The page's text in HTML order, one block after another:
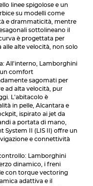
linee spigolose e un
su modelli come
e drammaticità, mentre
sottolineano il
è progettata per
alte velocità, non solo
All'interno, Lamborghini
comfort
sagomati per
ad alta velocità, pur
L'abitacolo è
in pelle, Alcantara e
ispirato ai jet da
a portata di mano,
System II (LIS II) offre un
e connettività
Lamborghini
dinamico, i freni
con torque vectoring
adattiva e il